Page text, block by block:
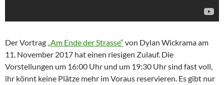
Der Vortrag „Am Ende der Strasse“ von Dylan Wickrama am
11. November 2017 hat einen riesigen Zulauf. Die
Vorstellungen um 16:00 Uhr und um 19:30 Uhr sind fast voll,
ihr könnt keine Plätze mehr im Voraus reservieren. Es gibt nur